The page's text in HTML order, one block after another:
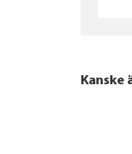
Kanske